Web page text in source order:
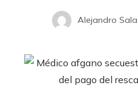
Alejandro